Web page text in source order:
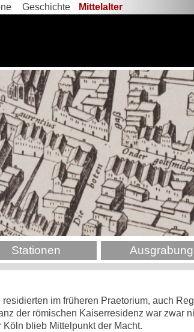
Geschichte Mittelalter
Stationen Ausgrabung
im früheren Praetorium, auch
der römischen Kaiserresidenz war zwar
Köln blieb Mittelpunkt der Macht.